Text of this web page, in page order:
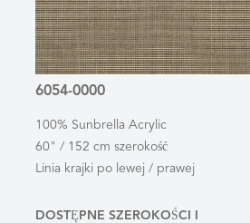
6054-0000
100% Sunbrella Acrylic
60" / 152 cm szerokość
Linia krajki po lewej / prawej
DOSTĘPNE SZEROKOŚCI I